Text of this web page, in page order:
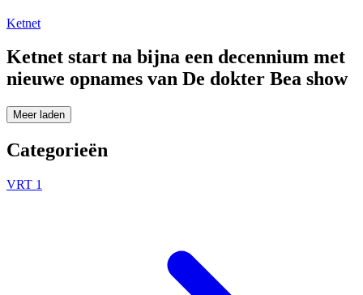
Ketnet
Ketnet start na bijna een decennium met
nieuwe opnames van De dokter Bea show
Meer laden
Categorieën
VRT 1